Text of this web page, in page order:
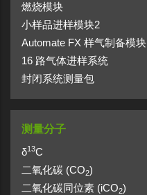
燃烧模块
小样品进样模块2
Automate FX 样气制备模块
16 路气体进样系统
封闭系统测量包
测量分子
δ13C
二氧化碳 (CO2)
二氧化碳同位素 (iCO2)